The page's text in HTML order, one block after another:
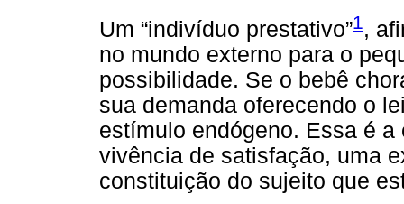
Um “indivíduo prestativo”1 ,
no mundo externo para o
possibilidade. Se o bebê
sua demanda oferecendo o
estímulo endógeno. Essa é
vivência de satisfação, uma
constituição do sujeito que